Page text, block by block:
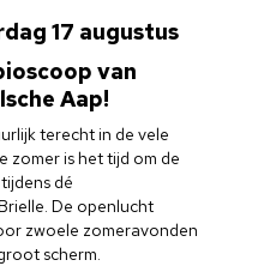
17 augustus
van
Aap!
terecht in de vele
zomer is het tijd om de
dé
De openlucht
zwoele zomeravonden
scherm.